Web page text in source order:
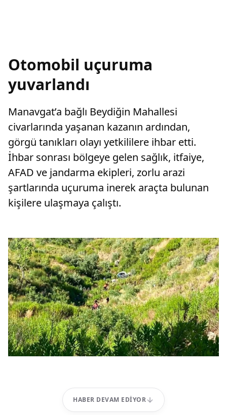
Otomobil uçuruma
yuvarlandı
Manavgat’a bağlı Beydiğin Mahallesi
civarlarında yaşanan kazanın ardından,
görgü tanıkları olayı yetkililere ihbar etti.
İhbar sonrası bölgeye gelen sağlık, itfaiye,
AFAD ve jandarma ekipleri, zorlu arazi
şartlarında uçuruma inerek araçta bulunan
kişilere ulaşmaya çalıştı.
HABER DEVAM EDIYOR